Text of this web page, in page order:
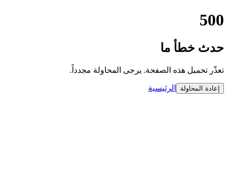
500
حدث خطأ ما
تعذّر تحميل هذه الصفحة. يرجى المحاولة مجدداً.
إعادة المحاولة الرئيسية